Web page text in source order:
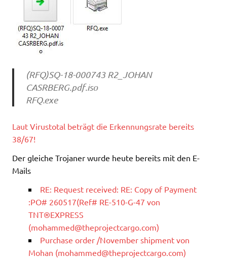
(RFQ)SQ-18-000743 R2_JOHAN
CASRBERG.pdf.iso
RFQ.exe
Laut Virustotal beträgt die Erkennungsrate bereits
38/67!
Der gleiche Trojaner wurde heute bereits mit den E-
Mails
RE: Request received: RE: Copy of Payment
:PO# 260517(Ref# RE-510-G-47 von
TNT®EXPRESS
(mohammed@theprojectcargo.com)
Purchase order /November shipment von
Mohan (mohammed@theprojectcargo.com)